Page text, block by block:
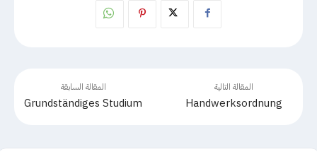
المقالة السابقة
Grundständiges Studium
المقالة التالية
Handwerksordnung